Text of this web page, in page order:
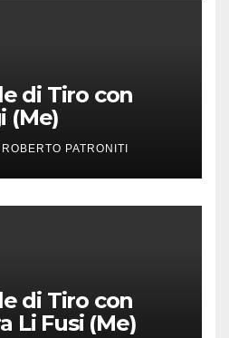
di Tiro con
(Me)
ROBERTO PATRONITI
di Tiro con
Li Fusi (Me)